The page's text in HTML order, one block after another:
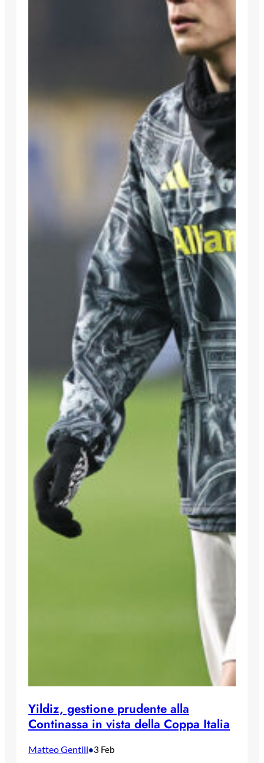
Yildiz, gestione prudente alla
Continassa in vista della Coppa Italia
Matteo Gentili•3 Feb